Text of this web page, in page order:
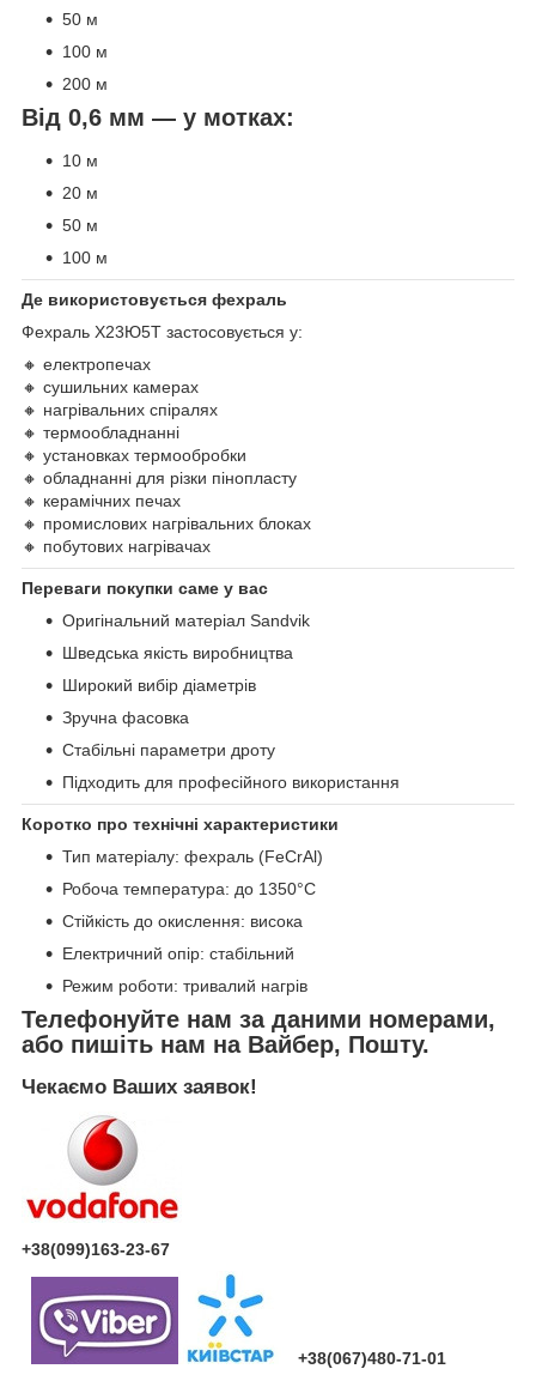
50 м
100 м
200 м
Від 0,6 мм — у мотках:
10 м
20 м
50 м
100 м
Де використовується фехраль
Фехраль Х23Ю5Т застосовується у:
🔸 електропечах
🔸 сушильних камерах
🔸 нагрівальних спіралях
🔸 термообладнанні
🔸 установках термообробки
🔸 обладнанні для різки пінопласту
🔸 керамічних печах
🔸 промислових нагрівальних блоках
🔸 побутових нагрівачах
Переваги покупки саме у вас
Оригінальний матеріал Sandvik
Шведська якість виробництва
Широкий вибір діаметрів
Зручна фасовка
Стабільні параметри дроту
Підходить для професійного використання
Коротко про технічні характеристики
Тип матеріалу: фехраль (FeCrAl)
Робоча температура: до 1350°C
Стійкість до окислення: висока
Електричний опір: стабільний
Режим роботи: тривалий нагрів
Телефонуйте нам за даними номерами,
або пишіть нам на Вайбер, Пошту.
Чекаємо Ваших заявок!
+38(099)163-23-67
+38(067)480-71-01